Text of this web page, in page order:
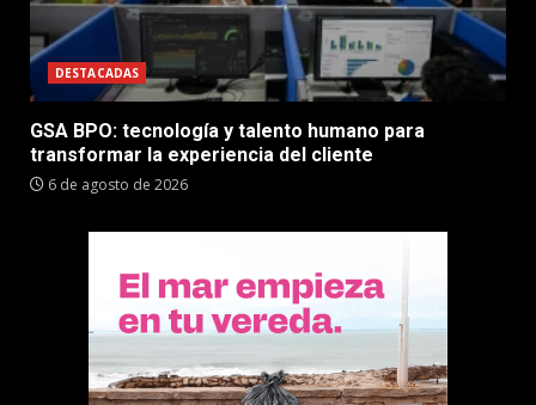
DESTACADAS
GSA BPO: tecnología y talento humano para
transformar la experiencia del cliente
6 de agosto de 2026